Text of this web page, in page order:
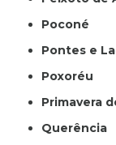
Poconé
Pontes e
Poxoréu
Primavera
Querência